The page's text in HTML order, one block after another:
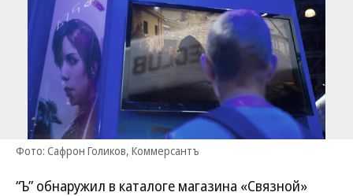
Фото: Сафрон Голиков, Коммерсантъ
“Ъ” обнаружил в каталоге магазина «Связной»